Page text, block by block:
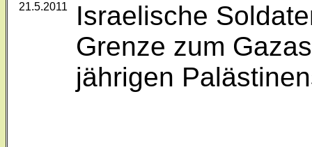
21.5.2011
Israelische
Grenze zum
jährigen